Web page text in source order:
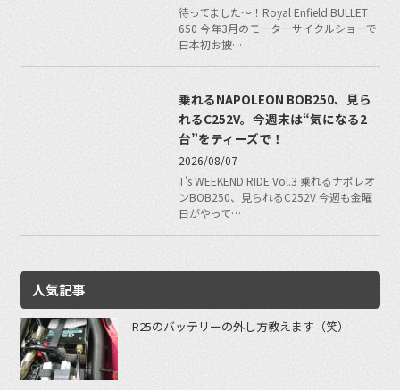
待ってました〜！Royal Enfield BULLET
650 今年3月のモーターサイクルショーで
日本初お披…
乗れるNAPOLEON BOB250、見ら
れるC252V。今週末は“気になる2
台”をティーズで！
2026/08/07
T's WEEKEND RIDE Vol.3 乗れるナポレオ
ンBOB250、見られるC252V 今週も金曜
日がやって…
人気記事
R25のバッテリーの外し方教えます（笑）